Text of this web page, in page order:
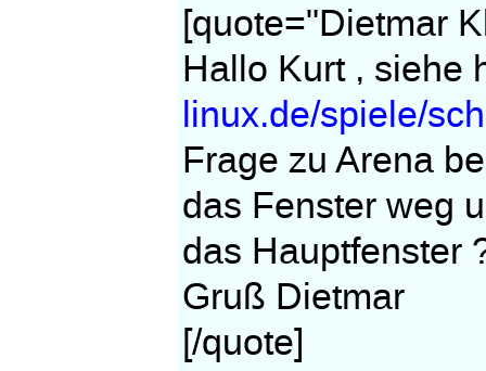
[quote="Dietmar
Hallo Kurt , siehe
linux.de/spiele/
Frage zu Arena
das Fenster weg
das Hauptfenster
Gruß Dietmar
[/quote]